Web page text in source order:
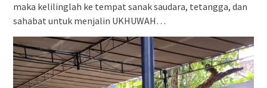
maka kelilinglah ke tempat sanak saudara, tetangga, dan
sahabat untuk menjalin UKHUWAH…